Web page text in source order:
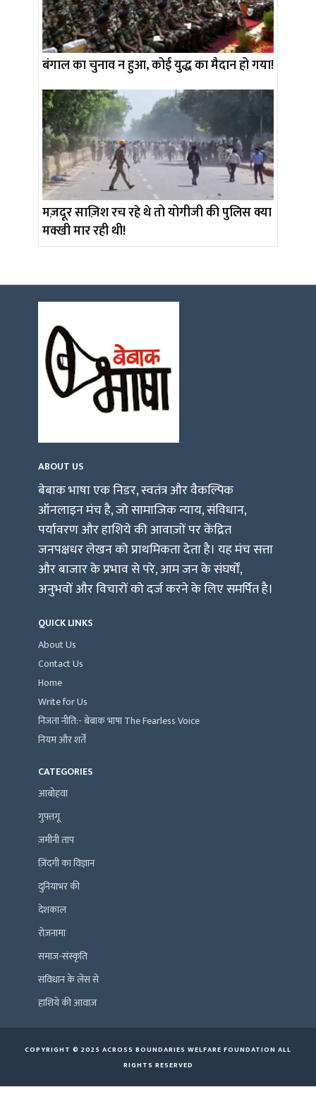
बंगाल का चुनाव न हुआ, कोई युद्ध का मैदान हो गया!
मज़दूर साज़िश रच रहे थे तो योगीजी की पुलिस क्या
मक्खी मार रही थी!
ABOUT US
बेबाक भाषा एक निडर, स्वतंत्र और वैकल्पिक
ऑनलाइन मंच है, जो सामाजिक न्याय, संविधान,
पर्यावरण और हाशिये की आवाज़ों पर केंद्रित
जनपक्षधर लेखन को प्राथमिकता देता है। यह मंच सत्ता
और बाजार के प्रभाव से परे, आम जन के संघर्षों,
अनुभवों और विचारों को दर्ज करने के लिए समर्पित है।
QUICK LINKS
About Us
Contact Us
Home
Write for Us
निजता नीति:- बेबाक भाषा The Fearless Voice
नियम और शर्तें
CATEGORIES
आबोहवा
गुफ़्तगू
ज़मीनी ताप
ज़िंदगी का विज्ञान
दुनियाभर की
देशकाल
रोज़नामा
समाज-संस्कृति
संविधान के लेंस से
हाशिये की आवाज़
COPYRIGHT © 2025 ACROSS BOUNDARIES WELFARE FOUNDATION ALL
RIGHTS RESERVED